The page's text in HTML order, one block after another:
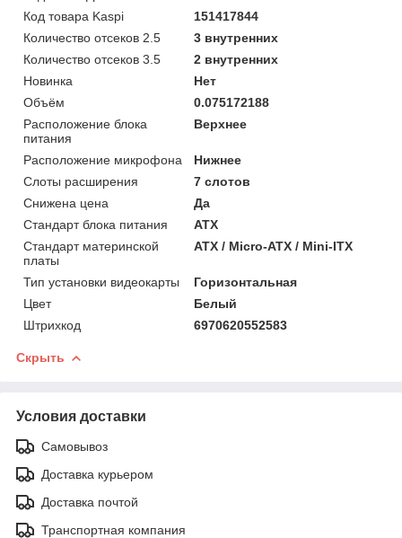
Код товара Kaspi
151417844
Количество отсеков 2.5
3 внутренних
Количество отсеков 3.5
2 внутренних
Новинка
Нет
Объём
0.075172188
Расположение блока
питания
Верхнее
Расположение микрофона
Нижнее
Слоты расширения
7 слотов
Снижена цена
Да
Стандарт блока питания
ATX
Стандарт материнской
платы
ATX / Micro-ATX / Mini-ITX
Тип установки видеокарты
Горизонтальная
Цвет
Белый
Штрихкод
6970620552583
Скрыть
Условия доставки
Самовывоз
Доставка курьером
Доставка почтой
Транспортная компания